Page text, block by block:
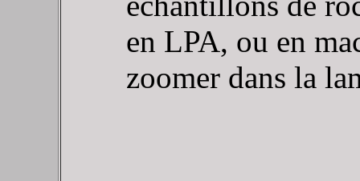
en LPA, ou en
zoomer dans la